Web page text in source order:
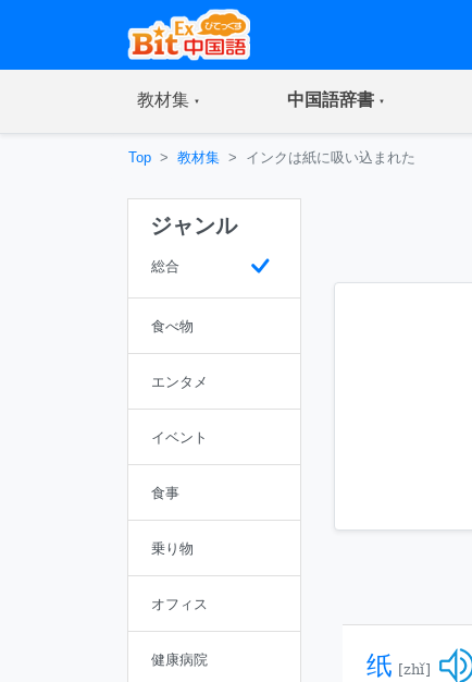
教材集(current) 中国語辞書(current)
Top 教材集 インクは紙に吸い込まれた
ジャンル
総合
食べ物
エンタメ
イベント
食事
乗り物
オフィス
健康病院 纸 [zhǐ]